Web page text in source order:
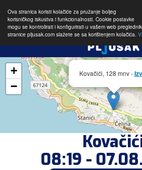
Ova stranica koristi kolačiće za pružanje boljeg
korisničkog iskustva i funkcionalnosti. Cookie postavke
mogu se kontrolirati i konfigurirati u vašem web
stranice pljusak.com slažete se sa korištenjem kolačića.
Kovačići, 128 mnv -
+
−
08:19 -